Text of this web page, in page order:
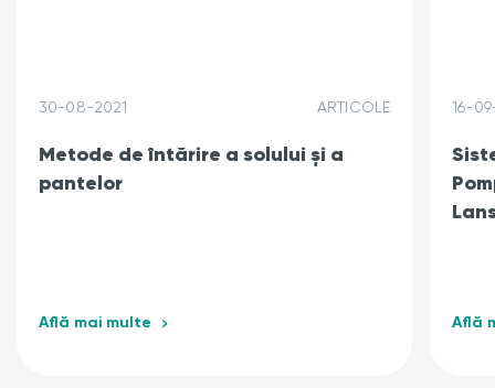
30-08-2021 ARTICOLE
Metode de întărire a solului și a
pantelor
Află mai multe
16-
Află